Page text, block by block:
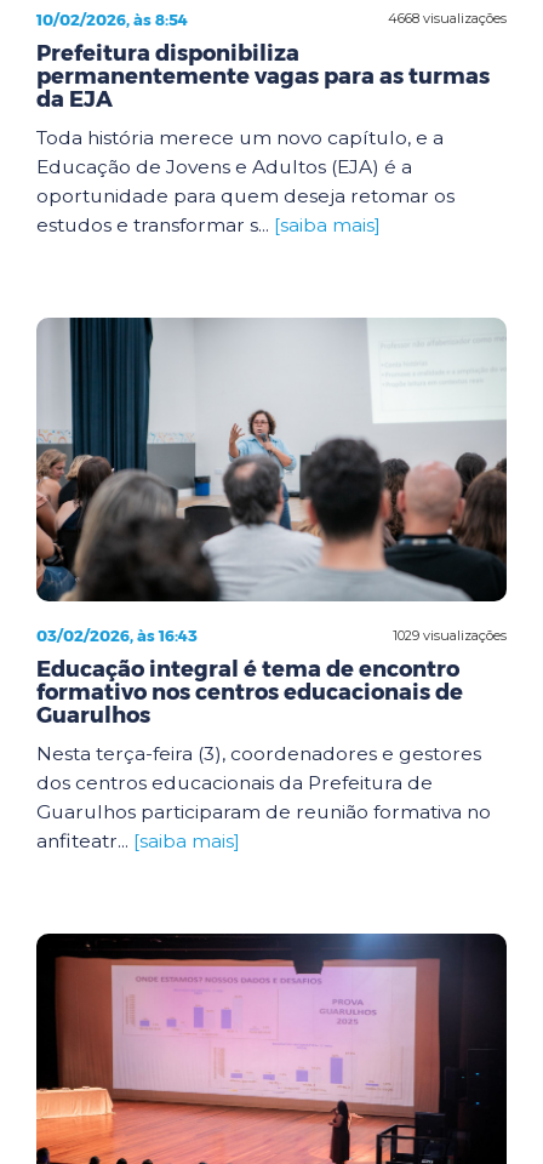
4668 visualizações
10/02/2026, às 8:54
Prefeitura disponibiliza
permanentemente vagas para as turmas
da EJA
Toda história merece um novo capítulo, e a
Educação de Jovens e Adultos (EJA) é a
oportunidade para quem deseja retomar os
estudos e transformar s... [saiba mais]
1029 visualizações
03/02/2026, às 16:43
Educação integral é tema de encontro
formativo nos centros educacionais de
Guarulhos
Nesta terça-feira (3), coordenadores e gestores
dos centros educacionais da Prefeitura de
Guarulhos participaram de reunião formativa no
anfiteatr... [saiba mais]